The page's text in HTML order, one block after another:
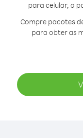
para celular, a
Compre pacotes
para obter as